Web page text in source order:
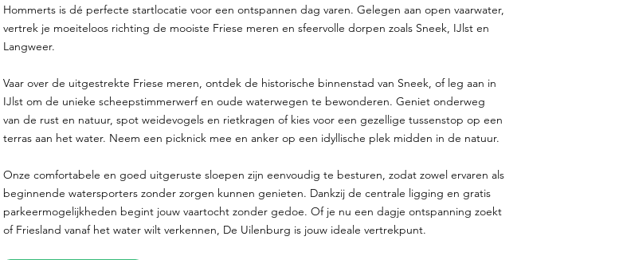
Hommerts is dé perfecte startlocatie voor een ontspannen dag varen. Gelegen aan open vaarwater,
vertrek je moeiteloos richting de mooiste Friese meren en sfeervolle dorpen zoals Sneek, IJlst en
Langweer.
Vaar over de uitgestrekte Friese meren, ontdek de historische binnenstad van Sneek, of leg aan in
IJlst om de unieke scheepstimmerwerf en oude waterwegen te bewonderen. Geniet onderweg
van de rust en natuur, spot weidevogels en rietkragen of kies voor een gezellige tussenstop op een
terras aan het water. Neem een picknick mee en anker op een idyllische plek midden in de natuur.
Onze comfortabele en goed uitgeruste sloepen zijn eenvoudig te besturen, zodat zowel ervaren als
beginnende watersporters zonder zorgen kunnen genieten. Dankzij de centrale ligging en gratis
parkeermogelijkheden begint jouw vaartocht zonder gedoe. Of je nu een dagje ontspanning zoekt
of Friesland vanaf het water wilt verkennen, De Uilenburg is jouw ideale vertrekpunt.